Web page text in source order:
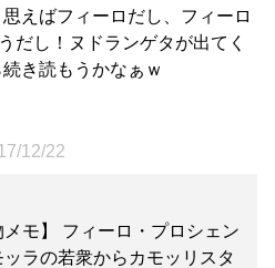
えばフィーロだし、フィーロ
だし！ヌドランゲタが出てく
き読もうかなぁｗ
12/22
メモ】 フィーロ・プロシェン
ラの若衆からカモッリスタ